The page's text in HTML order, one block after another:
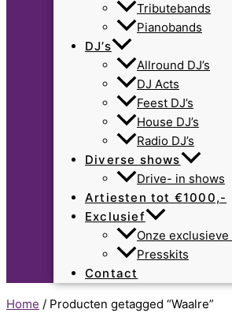
Tributebands
Pianobands
DJ’s
Allround DJ’s
DJ Acts
Feest DJ’s
House DJ’s
Radio DJ’s
Diverse shows
Drive- in shows
Artiesten tot €1000,-
Exclusief
Onze
Presskits
Contact
Home / Producten getagged “Waalre”